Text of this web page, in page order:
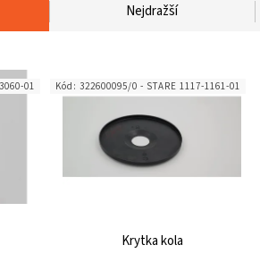
Nejdražší
01
Krytka kola
Kód: 322600095/0 - STARE 1117-1161-01